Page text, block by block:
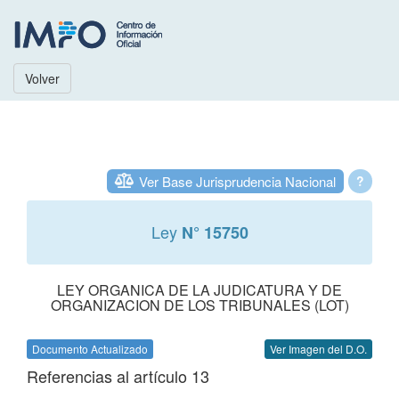
Volver
?
Ver Base Jurisprudencia Nacional
Ley N° 15750
LEY ORGANICA DE LA JUDICATURA Y DE
ORGANIZACION DE LOS TRIBUNALES (LOT)
Documento Actualizado Ver Imagen del D.O.
Referencias al artículo 13